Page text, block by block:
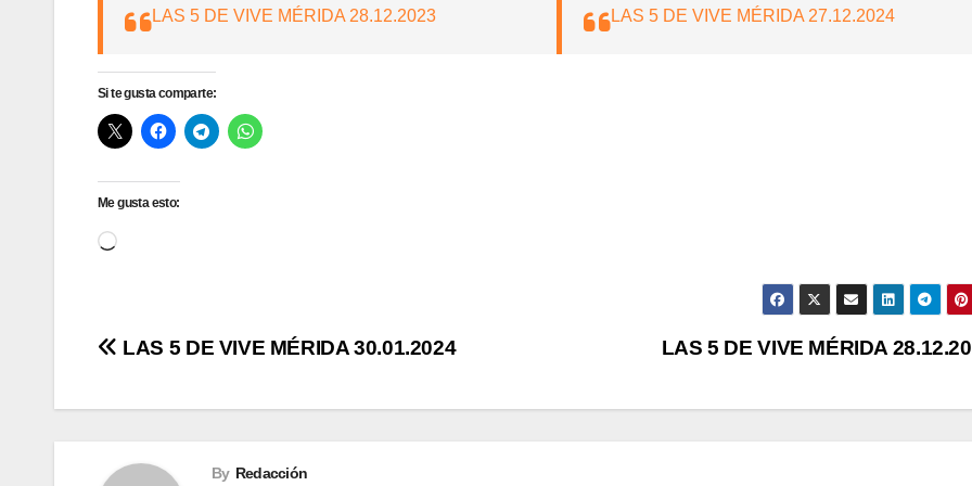
LAS 5 DE VIVE MÉRIDA 28.12.2023 LAS 5 DE VIVE MÉRIDA 27.12.2024
Si te gusta comparte:
Me gusta esto:
Cargando...
Navegación
de
LAS 5 DE VIVE MÉRIDA
LAS 5 DE VIVE MÉRIDA 30.01.2024
By Redacción